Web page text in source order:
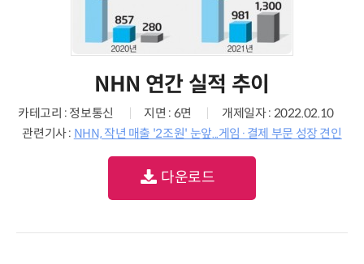
NHN 연간 실적 추이
카테고리 : 정보통신 지면 : 6면
개제일자 : 2022.02.10
관련기사 : NHN, 작년 매출 '2조원' 눈앞...게임·결제 부문 성장 견인
다운로드